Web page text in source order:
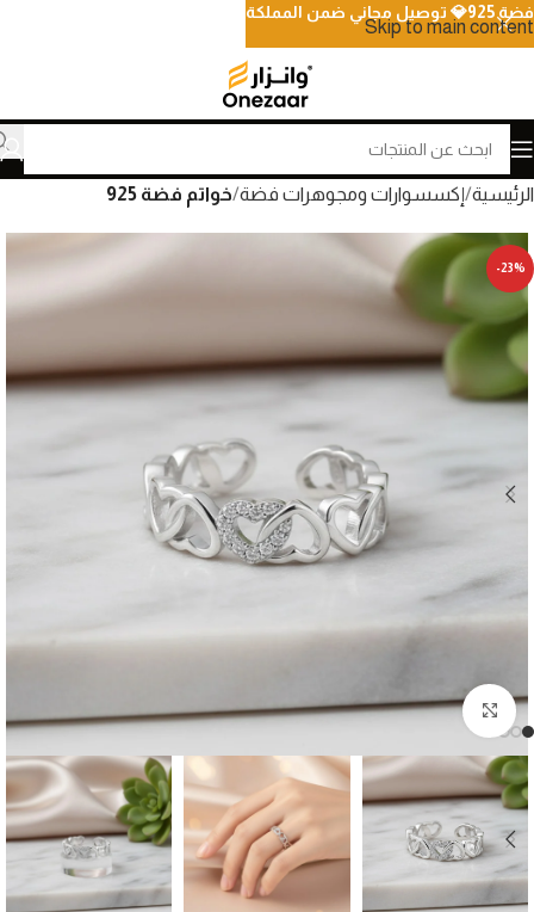
Skip to main content
الرئيسية إكسسوارات ومجوهرات فضة خواتم فضة 925
-23%
اضغط للتكبير
فضة 925💎 توصيل مجاني ضمن المملكة